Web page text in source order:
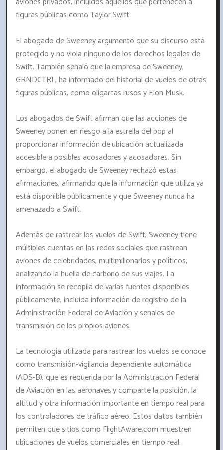
figuras públicas como Taylor Swift.
El abogado de Sweeney argumentó que su discurso está
protegido y no viola ninguno de los derechos legales de
Swift. También señaló que la empresa de Sweeney,
GRNDCTRL, ha informado del historial de vuelos de otras
figuras públicas, como oligarcas rusos y Elon Musk.
Los abogados de Swift afirman que las acciones de
Sweeney ponen en riesgo a la estrella del pop al
proporcionar información de ubicación actualizada
accesible a posibles acosadores y acosadores. Sin
embargo, el abogado de Sweeney rechazó estas
afirmaciones, afirmando que la información que utiliza ya
está disponible públicamente y que Sweeney nunca ha
amenazado a Swift.
Además de rastrear los vuelos de Swift, Sweeney tiene
múltiples cuentas en las redes sociales que rastrean
aviones de celebridades, multimillonarios y políticos,
analizando la huella de carbono de sus viajes. La
información se recopila de varias fuentes disponibles
públicamente, incluida información de registro de la
Administración Federal de Aviación y señales de
transmisión de los propios aviones.
La tecnología utilizada para rastrear los vuelos se conoce
como transmisión-vigilancia dependiente automática
(ADS-B), que es requerida por la Administración Federal
de Aviación en las aeronaves y comparte la posición, la
altitud y otra información importante en tiempo real para
los controladores de tráfico aéreo. Estos datos también
permiten que sitios como FlightAware.com muestren
ubicaciones de vuelos comerciales en tiempo real.